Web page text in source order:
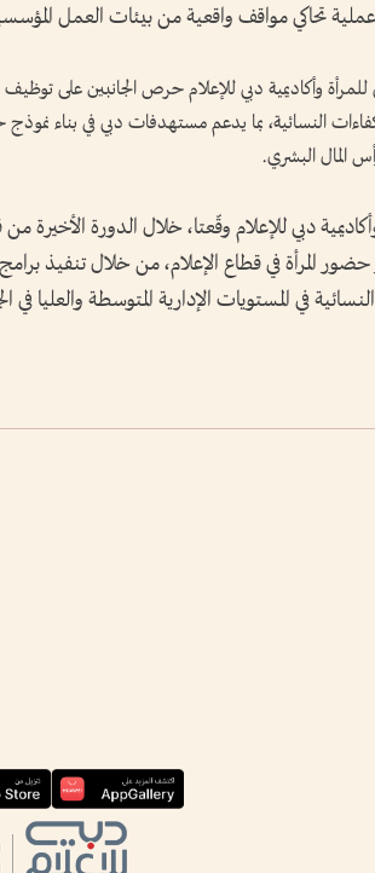
تحاكي مواقف واقعية من بيئات العمل
وأكاديمية دبي للإعلام حرص الجانبين على توظيف
النسائية، بما يدعم مستهدفات دبي في بناء
المال البشري.
دبي للإعلام وقّعتا، خلال الدورة الأخيرة من
المرأة في قطاع الإعلام، من خلال تنفيذ
في المستويات الإدارية المتوسطة والعليا